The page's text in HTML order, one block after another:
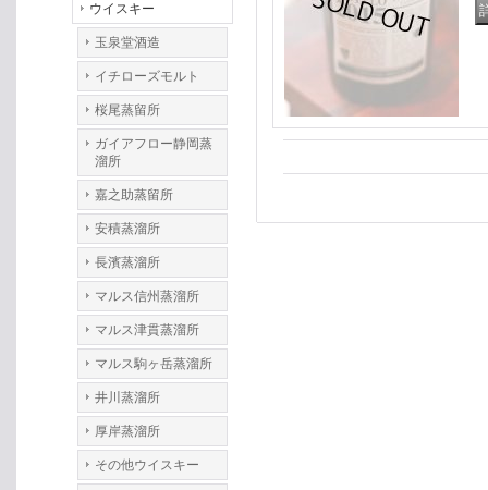
ウイスキー
玉泉堂酒造
イチローズモルト
桜尾蒸留所
ガイアフロー静岡蒸
溜所
嘉之助蒸留所
安積蒸溜所
長濱蒸溜所
マルス信州蒸溜所
マルス津貫蒸溜所
マルス駒ヶ岳蒸溜所
井川蒸溜所
厚岸蒸溜所
その他ウイスキー